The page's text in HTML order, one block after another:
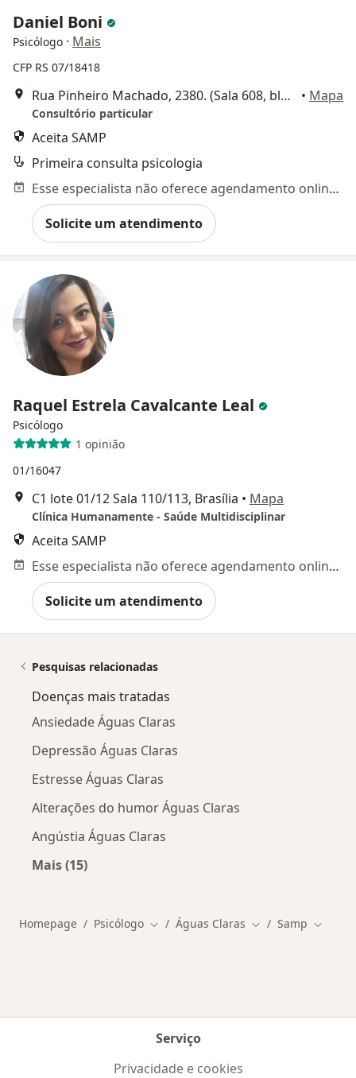
Daniel Boni
Psicólogo · Mais
CFP RS 07/18418
Rua Pinheiro Machado, 2380. (Sala 608, bloco B.), Santa Maria • Mapa
Consultório particular
Aceita SAMP
Primeira consulta psicologia
Esse especialista não oferece agendamento online para esse endereço.
Solicite um atendimento
Raquel Estrela Cavalcante Leal
Psicólogo
1 opinião
01/16047
C1 lote 01/12 Sala 110/113, Brasília • Mapa
Clínica Humanamente - Saúde Multidisciplinar
Aceita SAMP
Esse especialista não oferece agendamento online para esse endereço.
Solicite um atendimento
Pesquisas relacionadas
Doenças mais tratadas
Ansiedade Águas Claras
Depressão Águas Claras
Estresse Águas Claras
Alterações do humor Águas Claras
Angústia Águas Claras
Mais (15)
Homepage Psicólogo Mudar de cidade
Águas Claras Mudar de cidade
Samp Mudar
Serviço
Privacidade e cookies